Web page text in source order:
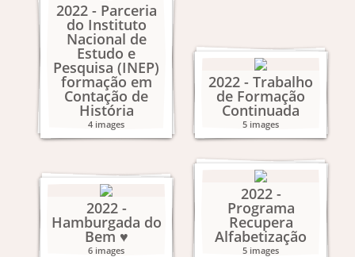
2022 - Parceria
do Instituto
Nacional de
Estudo e
Pesquisa (INEP)
formação em
Contação de
História
4 images
2022 - Trabalho
de Formação
Continuada
5 images
2022 -
Hamburgada do
Bem ♥
6 images
2022 -
Programa
Recupera
Alfabetização
5 images